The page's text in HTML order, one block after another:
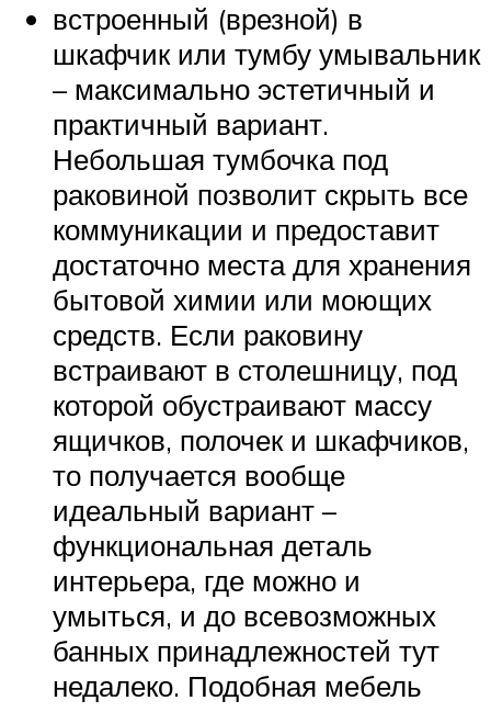
встроенный (врезной) в
шкафчик или тумбу умывальник
– максимально эстетичный и
практичный вариант.
Небольшая тумбочка под
раковиной позволит скрыть все
коммуникации и предоставит
достаточно места для хранения
бытовой химии или моющих
средств. Если раковину
встраивают в столешницу, под
которой обустраивают массу
ящичков, полочек и шкафчиков,
то получается вообще
идеальный вариант –
функциональная деталь
интерьера, где можно и
умыться, и до всевозможных
банных принадлежностей тут
недалеко. Подобная мебель